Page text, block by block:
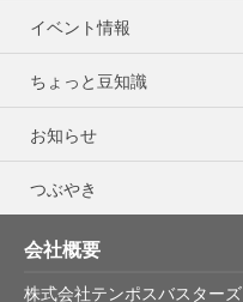
イベント情報
ちょっと豆知識
お知らせ
つぶやき
会社概要
株式会社テンポスバスターズ